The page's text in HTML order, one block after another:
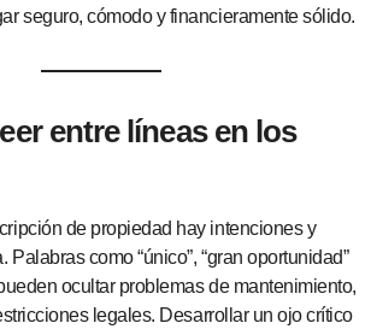
seguro, cómodo y financieramente sólido.
entre líneas en los
de propiedad hay intenciones y
Palabras como “único”, “gran oportunidad”
ocultar problemas de mantenimiento,
legales. Desarrollar un ojo crítico